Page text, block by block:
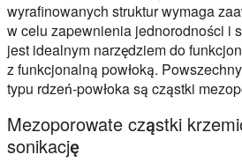
wyrafinowanych struktur wymaga
w celu zapewnienia jednorodności i
jest idealnym narzędziem do
z funkcjonalną powłoką.
typu rdzeń-powłoka są cząstki
Mezoporowate cząstki
sonikację